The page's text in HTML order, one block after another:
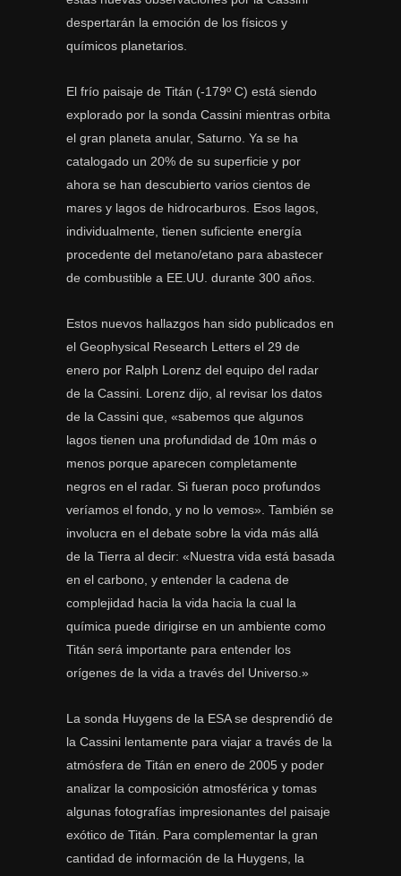
despertarán la emoción de los físicos y
químicos planetarios.
El frío paisaje de Titán (-179º C) está siendo
explorado por la sonda Cassini mientras orbita
el gran planeta anular, Saturno. Ya se ha
catalogado un 20% de su superficie y por
ahora se han descubierto varios cientos de
mares y lagos de hidrocarburos. Esos lagos,
individualmente, tienen suficiente energía
procedente del metano/etano para abastecer
de combustible a EE.UU. durante 300 años.
Estos nuevos hallazgos han sido publicados en
el Geophysical Research Letters el 29 de
enero por Ralph Lorenz del equipo del radar
de la Cassini. Lorenz dijo, al revisar los datos
de la Cassini que, «sabemos que algunos
lagos tienen una profundidad de 10m más o
menos porque aparecen completamente
negros en el radar. Si fueran poco profundos
veríamos el fondo, y no lo vemos». También se
involucra en el debate sobre la vida más allá
de la Tierra al decir: «Nuestra vida está basada
en el carbono, y entender la cadena de
complejidad hacia la vida hacia la cual la
química puede dirigirse en un ambiente como
Titán será importante para entender los
orígenes de la vida a través del Universo.»
La sonda Huygens de la ESA se desprendió de
la Cassini lentamente para viajar a través de la
atmósfera de Titán en enero de 2005 y poder
analizar la composición atmosférica y tomas
algunas fotografías impresionantes del paisaje
exótico de Titán. Para complementar la gran
cantidad de información de la Huygens, la